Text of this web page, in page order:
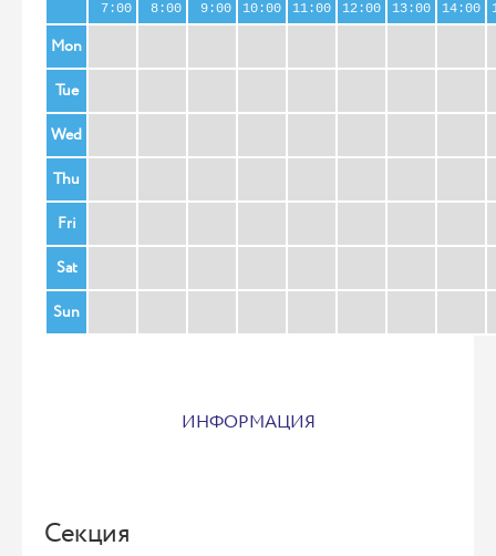
7:00
8:00
9:00
10:00
11:00
12:00
13:00
14:00
Mon
Tue
Wed
Thu
Fri
Sat
Sun
ИНФОРМАЦИЯ
Секция